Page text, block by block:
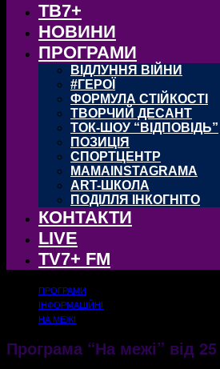
ТВ7+
НОВИНИ
ПРОГРАМИ
ВІДЛУННЯ ВІЙНИ
#ГЕРОЇ
ФОРМУЛА СТІЙКОСТІ
ТВОРЧИЙ ДЕСАНТ
ТОК-ШОУ “ВІДПОВІДЬ”
ПОЗИЦІЯ
СПОРТЦЕНТР
MAMAINSTAGRAMA
ART-ШКОЛА
ПОДІЛЛЯ ІНКОГНІТО
КОНТАКТИ
LIVE
TV7+ FM
ПРОГРАМИ
ІНФОРМАЦІЙНІ
НА МЕЖІ
Програма “На межі” від